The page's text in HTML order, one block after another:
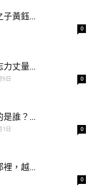
子黃鈺...
0
力丈量...
9日 0
是誰？...
1日 0
裡，越...
0